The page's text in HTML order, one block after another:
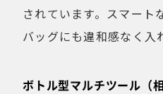
されています。スマート
バッグにも違和感なく入
ボトル型マルチツール（